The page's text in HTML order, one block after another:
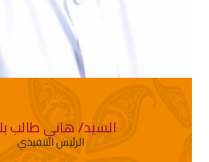
السيد/ هاني طالب
الرئيس التنفيذي